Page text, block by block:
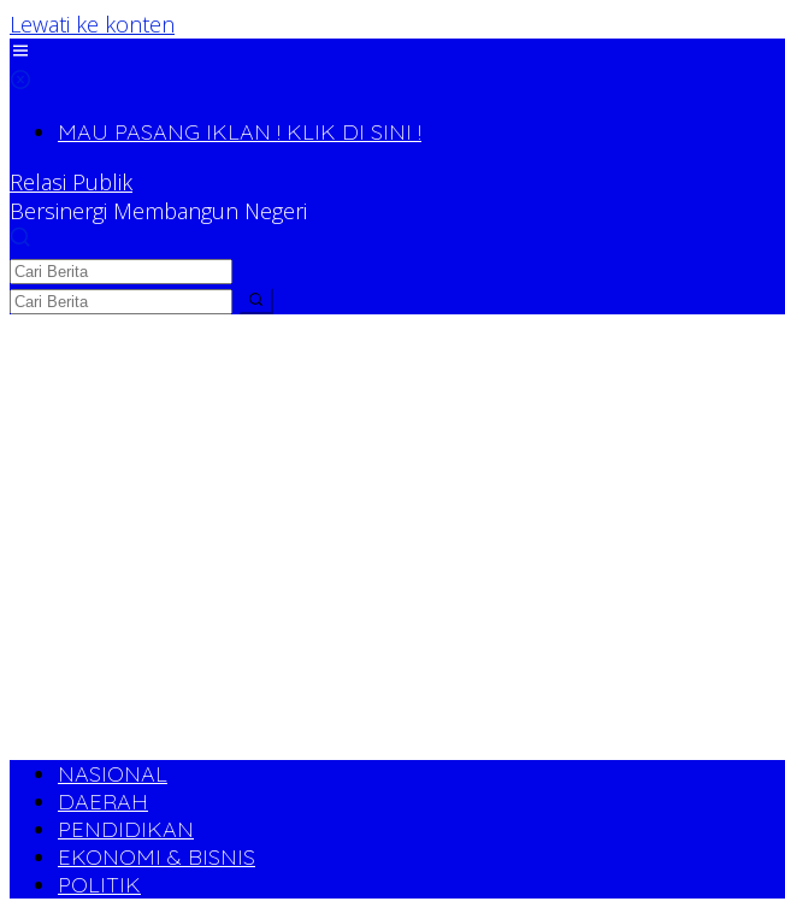
Lewati ke konten
MAU PASANG IKLAN ! KLIK DI SINI !
Relasi Publik
Bersinergi Membangun Negeri
NASIONAL
DAERAH
PENDIDIKAN
EKONOMI & BISNIS
POLITIK